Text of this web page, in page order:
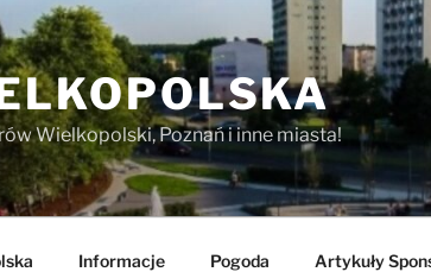
Wielkopolski, Poznań i inne miasta!
Informacje Pogoda Artykuły